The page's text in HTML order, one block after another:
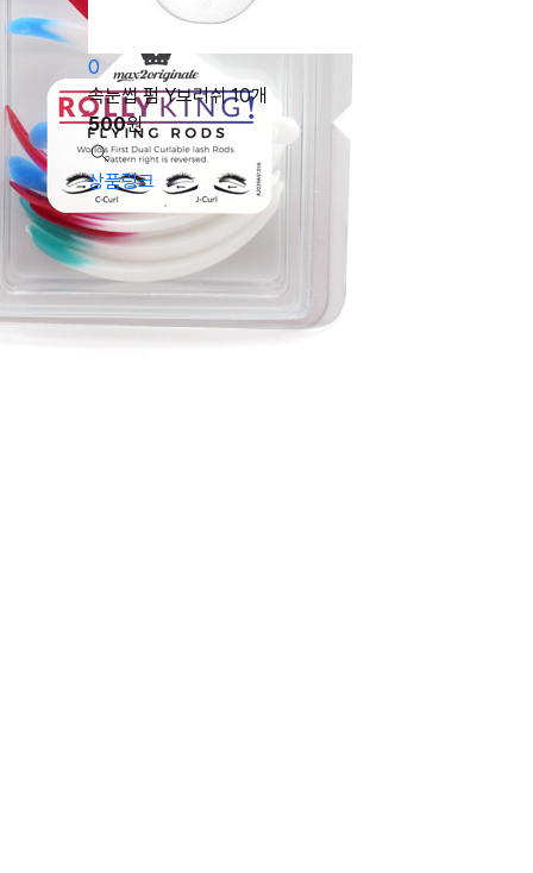
0
속눈썹 펌 Y브러쉬 10개
500원
상품링크